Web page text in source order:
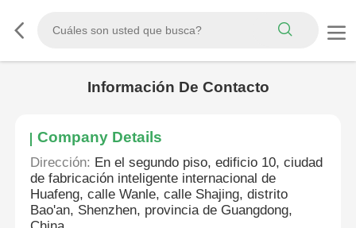
Información De Contacto
Company Details
Dirección: En el segundo piso, edificio 10, ciudad
de fabricación inteligente internacional de
Huafeng, calle Wanle, calle Shajing, distrito
Bao'an, Shenzhen, provincia de Guangdong,